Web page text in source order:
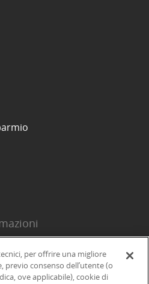
per offrire una migliore
previo consenso dell’utente (o
ove applicabile), cookie di